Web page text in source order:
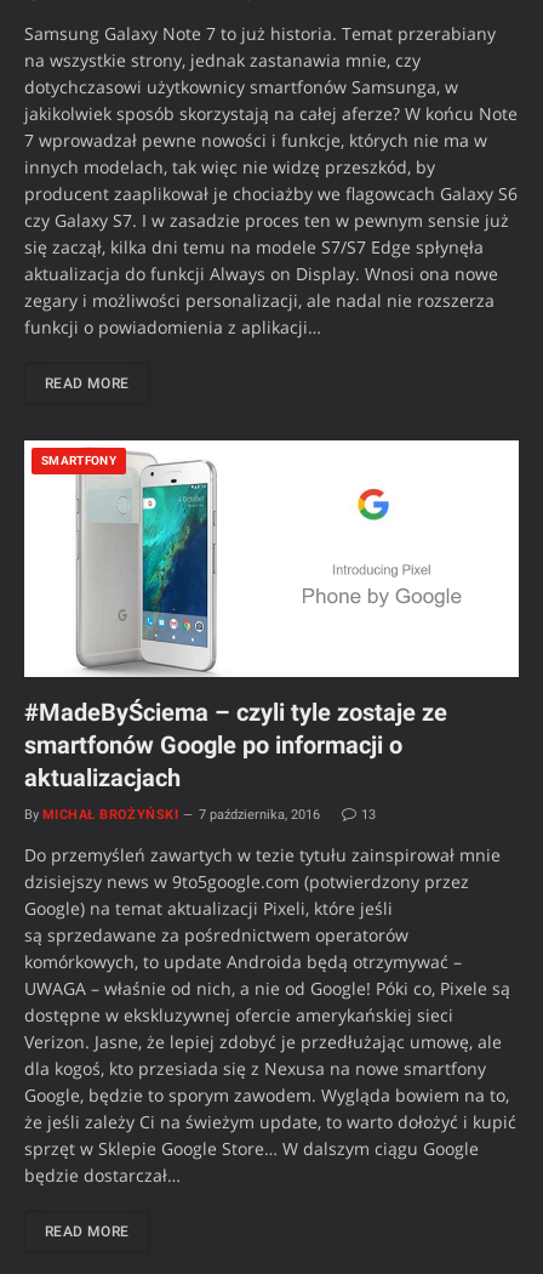
Samsung Galaxy Note 7 to już historia. Temat przerabiany
na wszystkie strony, jednak zastanawia mnie, czy
dotychczasowi użytkownicy smartfonów Samsunga, w
jakikolwiek sposób skorzystają na całej aferze? W końcu Note
7 wprowadzał pewne nowości i funkcje, których nie ma w
innych modelach, tak więc nie widzę przeszkód, by
producent zaaplikował je chociażby we flagowcach Galaxy S6
czy Galaxy S7. I w zasadzie proces ten w pewnym sensie już
się zaczął, kilka dni temu na modele S7/S7 Edge spłynęła
aktualizacja do funkcji Always on Display. Wnosi ona nowe
zegary i możliwości personalizacji, ale nadal nie rozszerza
funkcji o powiadomienia z aplikacji…
READ MORE
SMARTFONY
#MadeByŚciema – czyli tyle zostaje ze
smartfonów Google po informacji o
aktualizacjach
By MICHAŁ BROŻYŃSKI 7 października, 2016 13
Do przemyśleń zawartych w tezie tytułu zainspirował mnie
dzisiejszy news w 9to5google.com (potwierdzony przez
Google) na temat aktualizacji Pixeli, które jeśli
są sprzedawane za pośrednictwem operatorów
komórkowych, to update Androida będą otrzymywać –
UWAGA – właśnie od nich, a nie od Google! Póki co, Pixele są
dostępne w ekskluzywnej ofercie amerykańskiej sieci
Verizon. Jasne, że lepiej zdobyć je przedłużając umowę, ale
dla kogoś, kto przesiada się z Nexusa na nowe smartfony
Google, będzie to sporym zawodem. Wygląda bowiem na to,
że jeśli zależy Ci na świeżym update, to warto dołożyć i kupić
sprzęt w Sklepie Google Store… W dalszym ciągu Google
będzie dostarczał…
READ MORE